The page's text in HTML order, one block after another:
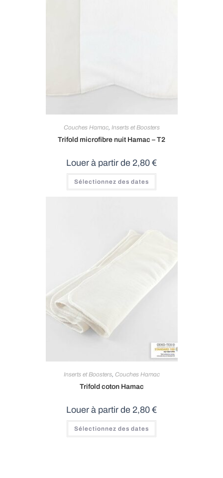
Couches Hamac, Inserts et Boosters
Trifold microfibre nuit Hamac – T2
Louer à partir de 2,80 €
Sélectionnez des dates
Inserts et Boosters, Couches Hamac
Trifold coton Hamac
Louer à partir de 2,80 €
Sélectionnez des dates
a